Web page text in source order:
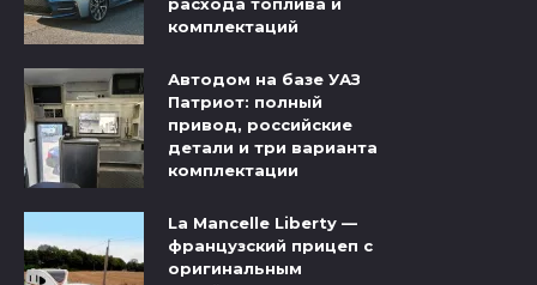
комплектаций
Автодом на базе УАЗ
Патриот: полный
привод, российские
детали и три варианта
комплектации
La Mancelle Liberty —
французский прицеп с
оригинальным